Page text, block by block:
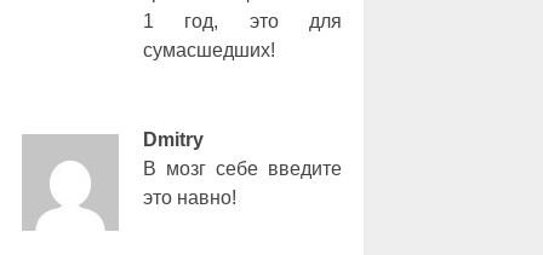
1 год, это для
сумасшедших!
Dmitry
В мозг себе введите
это навно!